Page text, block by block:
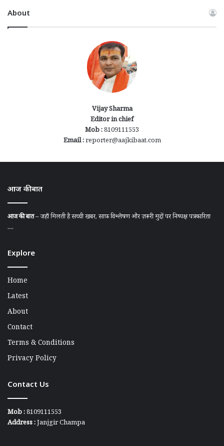
About
Vijay Sharma
Editor in chief
Mob :8109111553
Email :reporter@aajkibaat.com
आज की बात
आज की बात– जहाँ मिलती है सच्ची खबर, साफ़ विश्लेषण और ज़रूरी मुद्दों पर निष्पक्ष पत्रकारिता
....
Explore
Home
Latest
About
Contact
Terms & Conditions
Privacy Policy
Contact Us
Mob :8109111553
Address :Janjgir Champa